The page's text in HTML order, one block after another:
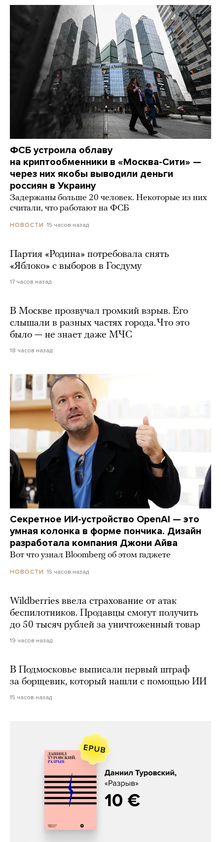
ФСБ устроила облаву
на криптообменники в «Москва-Сити» —
через них якобы выводили деньги
россиян в Украину
Задержаны больше 20 человек. Некоторые из них
считали, что работают на ФСБ
НОВОСТИ 15 часов назад
Партия «Родина» потребовала снять
«Яблоко» с выборов в Госдуму
17 часов назад
В Москве прозвучал громкий взрыв. Его
слышали в разных частях города. Что это
было — не знает даже МЧС
18 часов назад
Секретное ИИ-устройство OpenAI — это
умная колонка в форме пончика. Дизайн
разработала компания Джони Айва
Вот что узнал Bloomberg об этом гаджете
НОВОСТИ 15 часов назад
Wildberries ввела страхование от атак
беспилотников. Продавцы смогут получить
до 50 тысяч рублей за уничтоженный товар
19 часов назад
В Подмосковье выписали первый штраф
за борщевик, который нашли с помощью ИИ
15 часов назад
Даниил Туровский, «Разрыв»